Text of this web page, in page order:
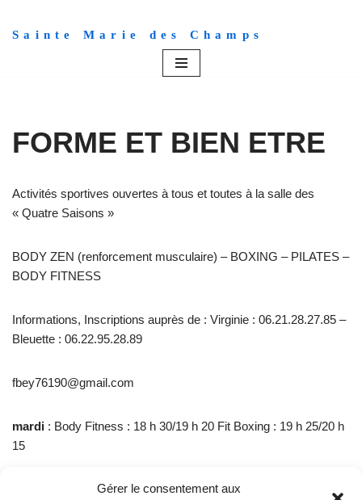
Gérer le consentement aux
Aller
Sainte Marie des Champs
FORME ET BIEN ETRE
Activités sportives ouvertes à tous et toutes à la salle des
« Quatre Saisons »
BODY ZEN (renforcement musculaire) – BOXING – PILATES –
BODY FITNESS
Informations, Inscriptions auprès de : Virginie : 06.21.28.27.85 –
Bleuette : 06.22.95.28.89
fbey76190@gmail.com
mardi : Body Fitness : 18 h 30/19 h 20 Fit Boxing : 19 h 25/20 h
15
: Body Zen : 9 h 10 / 10 h